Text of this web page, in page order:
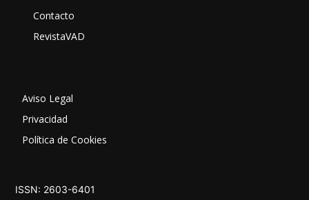
Contacto
RevistaVAD
Aviso Legal
Privacidad
Política de Cookies
ISSN: 2603-6401